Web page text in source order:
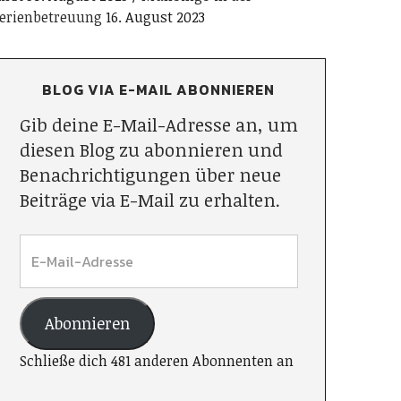
16. August 2023
BLOG VIA E-MAIL ABONNIEREN
Gib deine E-Mail-Adresse an, um
diesen Blog zu abonnieren und
Benachrichtigungen über neue
Beiträge via E-Mail zu erhalten.
Abonnieren
Schließe dich 481 anderen Abonnenten an